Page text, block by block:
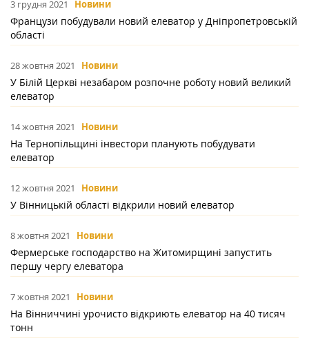
3 грудня 2021 Новини
Французи побудували новий елеватор у Дніпропетровській
області
28 жовтня 2021 Новини
У Білій Церкві незабаром розпочне роботу новий великий
елеватор
14 жовтня 2021 Новини
На Тернопільщині інвестори планують побудувати
елеватор
12 жовтня 2021 Новини
У Вінницькій області відкрили новий елеватор
8 жовтня 2021 Новини
Фермерське господарство на Житомирщині запустить
першу чергу елеватора
7 жовтня 2021 Новини
На Вінниччині урочисто відкриють елеватор на 40 тисяч
тонн